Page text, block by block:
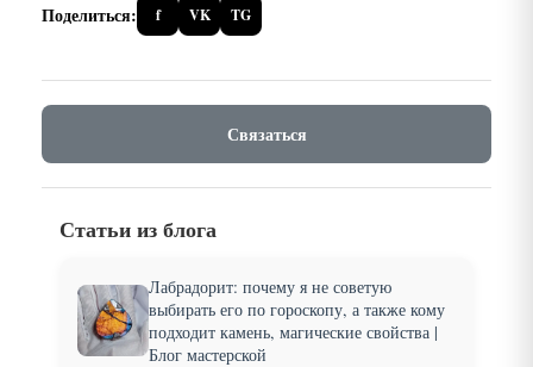
Поделиться: f VK TG
Связаться
Статьи из блога
Лабрадорит: почему я не советую
выбирать его по гороскопу, а также кому
подходит камень, магические свойства |
Блог мастерской